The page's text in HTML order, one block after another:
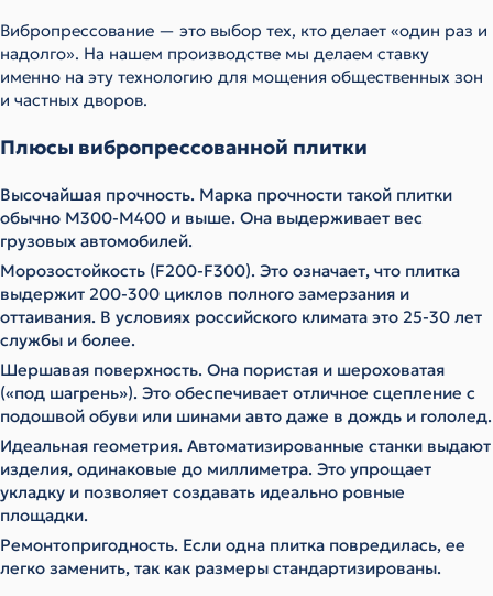
Вибропрессование — это выбор тех, кто делает «один раз и
надолго». На нашем производстве мы делаем ставку
именно на эту технологию для мощения общественных зон
и частных дворов.
Плюсы вибропрессованной плитки
Высочайшая прочность. Марка прочности такой плитки
обычно М300-М400 и выше. Она выдерживает вес
грузовых автомобилей.
Морозостойкость (F200-F300). Это означает, что плитка
выдержит 200-300 циклов полного замерзания и
оттаивания. В условиях российского климата это 25-30 лет
службы и более.
Шершавая поверхность. Она пористая и шероховатая
(«под шагрень»). Это обеспечивает отличное сцепление с
подошвой обуви или шинами авто даже в дождь и гололед.
Идеальная геометрия. Автоматизированные станки выдают
изделия, одинаковые до миллиметра. Это упрощает
укладку и позволяет создавать идеально ровные
площадки.
Ремонтопригодность. Если одна плитка повредилась, ее
легко заменить, так как размеры стандартизированы.